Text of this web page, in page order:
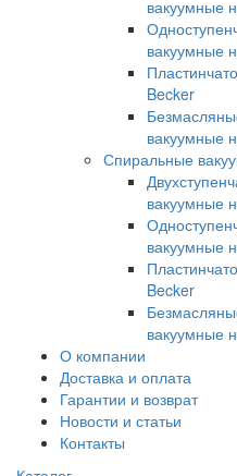
вакуумные
вакуумные
Becker
вакуумные
Спиральные
вакуумные
вакуумные
Becker
вакуумные
О компании
Доставка и оплата
Гарантии и возврат
Новости и статьи
Контакты